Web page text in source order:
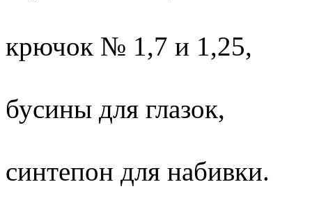
крючок № 1,7 и 1,25,
бусины для глазок,
синтепон для набивки.